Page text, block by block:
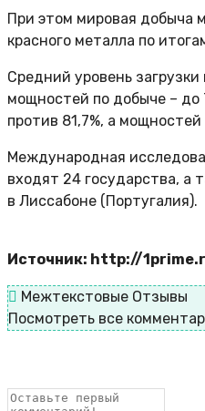
При этом мировая добыча
красного металла по
Средний уровень
мощностей по добыче – до
против 81,7%, а
Международная
входят 24 государства, а
в Лиссабоне (Португалия).
Источник: http://
Межтекстовые Отзывы
Посмотреть все